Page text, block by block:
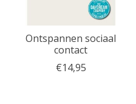
Ontspannen sociaal
contact
€14,95